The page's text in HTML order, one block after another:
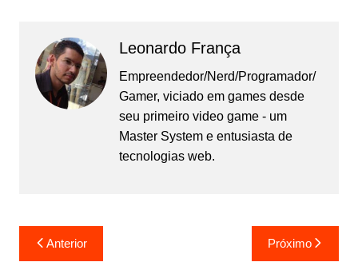
Leonardo França
Empreendedor/Nerd/Programador/
Gamer, viciado em games desde
seu primeiro video game - um
Master System e entusiasta de
tecnologias web.
Navegação
de
Anterior Próximo